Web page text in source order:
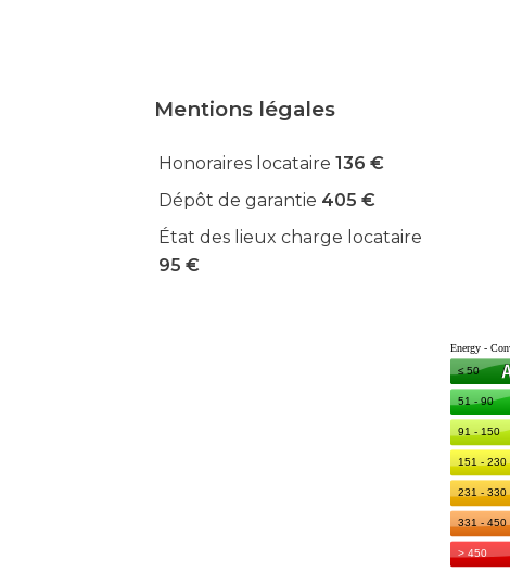
Mentions légales
Honoraires locataire 136 €
Dépôt de garantie 405 €
État des lieux charge locataire
95 €